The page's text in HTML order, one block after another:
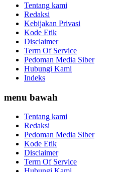
Tentang kami
Redaksi
Kebijakan Privasi
Kode Etik
Disclaimer
Term Of Service
Pedoman Media Siber
Hubungi Kami
Indeks
menu bawah
Tentang kami
Redaksi
Pedoman Media Siber
Kode Etik
Disclaimer
Term Of Service